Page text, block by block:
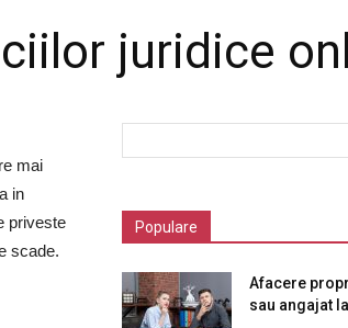
juridice
mai
in
priveste
scade.
Populare
Afacere
sau angajat